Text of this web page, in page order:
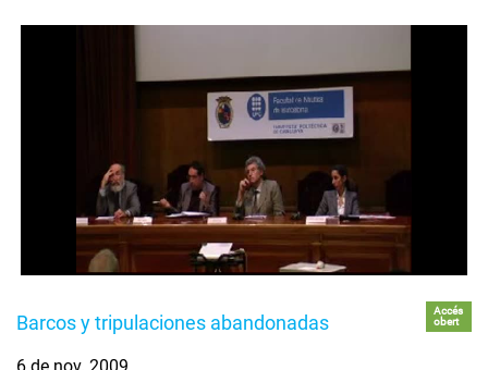
Barcos y tripulaciones abandonadas
Accés
obert